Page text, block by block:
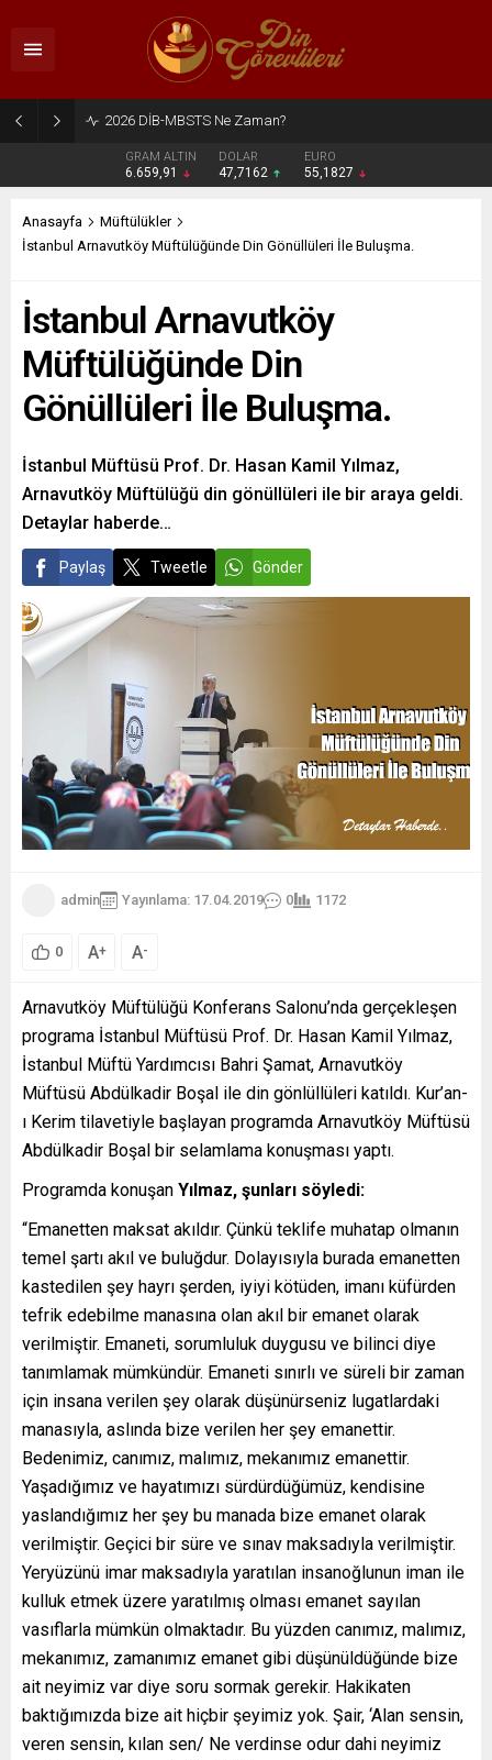
2026 DİB-MBSTS Ne Zaman?
GRAM ALTIN
6.659,91
DOLAR
47,7162
EURO
55,1827
Anasayfa
Müftülükler
İstanbul Arnavutköy Müftülüğünde Din Gönüllüleri İle Buluşma.
İstanbul Arnavutköy
Müftülüğünde Din
Gönüllüleri İle Buluşma.
İstanbul Müftüsü Prof. Dr. Hasan Kamil Yılmaz,
Arnavutköy Müftülüğü din gönüllüleri ile bir araya geldi.
Detaylar haberde…
Paylaş Tweetle Gönder
admin Yayınlama: 17.04.2019 0 1172
0 A+ A-
Arnavutköy Müftülüğü Konferans Salonu’nda gerçekleşen
programa İstanbul Müftüsü Prof. Dr. Hasan Kamil Yılmaz,
İstanbul Müftü Yardımcısı Bahri Şamat, Arnavutköy
Müftüsü Abdülkadir Boşal ile din gönlüllüleri katıldı. Kur’an-
ı Kerim tilavetiyle başlayan programda Arnavutköy Müftüsü
Abdülkadir Boşal bir selamlama konuşması yaptı.
Programda konuşan Yılmaz, şunları söyledi:
“Emanetten maksat akıldır. Çünkü teklife muhatap olmanın
temel şartı akıl ve buluğdur. Dolayısıyla burada emanetten
kastedilen şey hayrı şerden, iyiyi kötüden, imanı küfürden
tefrik edebilme manasına olan akıl bir emanet olarak
verilmiştir. Emaneti, sorumluluk duygusu ve bilinci diye
tanımlamak mümkündür. Emaneti sınırlı ve süreli bir zaman
için insana verilen şey olarak düşünürseniz lugatlardaki
manasıyla, aslında bize verilen her şey emanettir.
Bedenimiz, canımız, malımız, mekanımız emanettir.
Yaşadığımız ve hayatımızı sürdürdüğümüz, kendisine
yaslandığımız her şey bu manada bize emanet olarak
verilmiştir. Geçici bir süre ve sınav maksadıyla verilmiştir.
Yeryüzünü imar maksadıyla yaratılan insanoğlunun iman ile
kulluk etmek üzere yaratılmış olması emanet sayılan
vasıflarla mümkün olmaktadır. Bu yüzden canımız, malımız,
mekanımız, zamanımız emanet gibi düşünüldüğünde bize
ait neyimiz var diye soru sormak gerekir. Hakikaten
baktığımızda bize ait hiçbir şeyimiz yok. Şair, ‘Alan sensin,
veren sensin, kılan sen/ Ne verdinse odur dahi neyimiz